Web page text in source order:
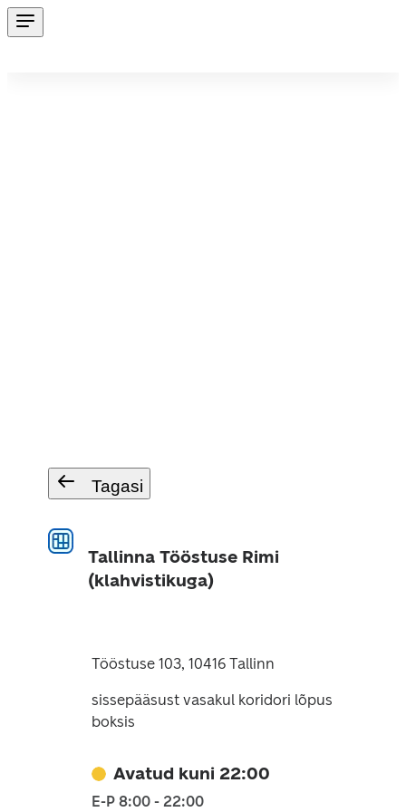
Tagasi
Tallinna Tööstuse Rimi
(klahvistikuga)
Tööstuse 103, 10416 Tallinn
sissepääsust vasakul koridori lõpus
boksis
Avatud kuni 22:00
E-P 8:00 - 22:00